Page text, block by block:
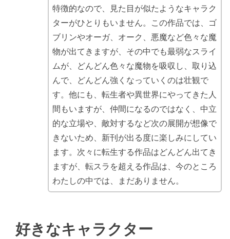
特徴的なので、見た目が似たようなキャラク
ターがひとりもいません。この作品では、ゴ
ブリンやオーガ、オーク、悪魔など色々な魔
物が出てきますが、その中でも最弱なスライ
ムが、どんどん色々な魔物を吸収し、取り込
んで、どんどん強くなっていくのは壮観で
す。他にも、転生者や異世界にやってきた人
間もいますが、仲間になるのではなく、中立
的な立場や、敵対するなど次の展開が想像で
きないため、新刊が出る度に楽しみにしてい
ます。次々に転生する作品はどんどん出てき
ますが、転スラを超える作品は、今のところ
わたしの中では、まだありません。
好きなキャラクター